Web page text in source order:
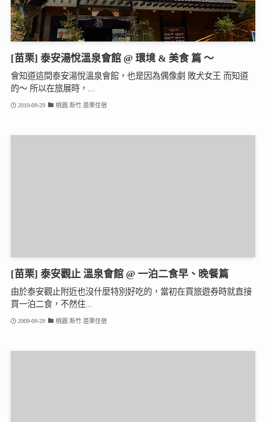
[苗栗] 泰安湯悅溫泉會館 @ 環境 & 美食 篇 ～
會知道這間泰安湯悅溫泉會館，也是因為偶像劇 敗犬女王 而知道
的～ 所以在旅展時，...
2010-09-29 桃園.新竹.苗栗住宿
[苗栗] 泰安觀止 溫泉會館 @ 一泊二食早、晚餐篇
由於泰安觀止附近也沒什麼特別好吃的，當初在買旅遊券時就直接
買一泊二食，不然住...
2009-09-29 桃園.新竹.苗栗住宿